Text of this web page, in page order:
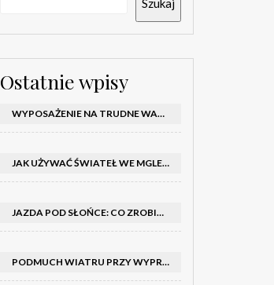
Ostatnie wpisy
WYPOSAŻENIE NA TRUDNE WARUNKI W SAMOCHODZIE: CO MIEĆ ZIMĄ, W TRASIE I NA WYPADEK AWARII
JAK UŻYWAĆ ŚWIATEŁ WE MGLE – KIEDY WŁĄCZYĆ MIJANIA I PRZECIWMGIELNE ORAZ CZEGO NIE ROBIĆ
JAZDA POD SŁOŃCE: CO ZROBIĆ, BY OGRANICZYĆ OLŚNIENIE I POPRAWIĆ WIDOCZNOŚĆ
PODMUCH WIATRU PRZY WYPRZEDZANIU CIĘŻARÓWKI: JAK UTRZYMAĆ TOR JAZDY I OPANOWAĆ AUTO